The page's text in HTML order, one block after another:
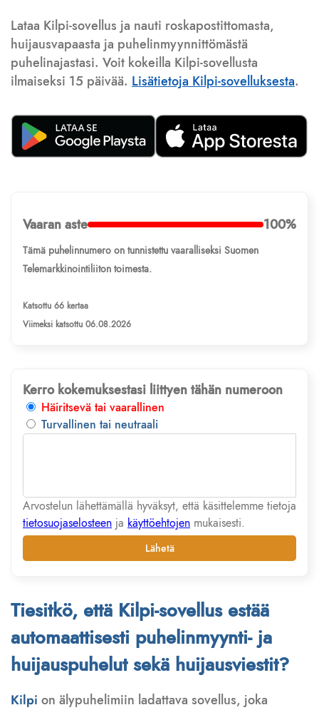
Lataa Kilpi-sovellus ja nauti roskapostittomasta,
huijausvapaasta ja puhelinmyynnittömästä
puhelinajastasi. Voit kokeilla Kilpi-sovellusta
ilmaiseksi 15 päivää. Lisätietoja Kilpi-sovelluksesta.
Vaaran aste 100%
Tämä puhelinnumero on tunnistettu vaaralliseksi Suomen
Telemarkkinointiliiton toimesta.
Katsottu 66 kertaa
Viimeksi katsottu 06.08.2026
Kerro kokemuksestasi liittyen tähän numeroon
Häiritsevä tai vaarallinen
Turvallinen tai neutraali
Arvostelun lähettämällä hyväksyt, että käsittelemme tietoja
tietosuojaselosteen ja käyttöehtojen mukaisesti.
Lähetä
Tiesitkö, että Kilpi-sovellus estää
automaattisesti puhelinmyynti- ja
huijauspuhelut sekä huijausviestit?
Kilpi on älypuhelimiin ladattava sovellus, joka